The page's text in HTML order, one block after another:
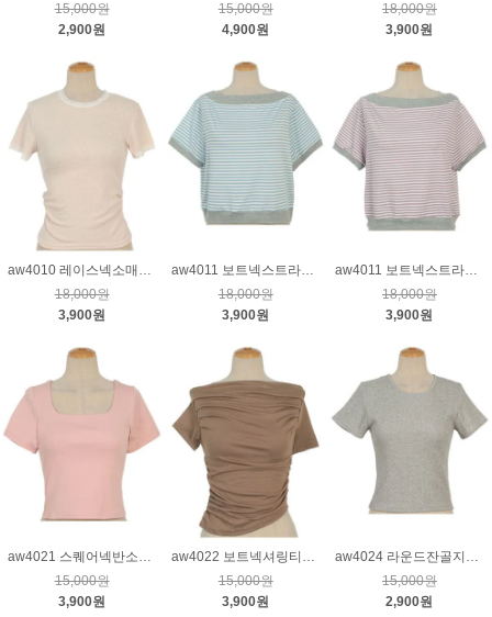
15,000원
2,900원
15,000원
4,900원
18,000원
3,900원
aw4010 레이스넥소매셔링티_연핑크
18,000원
3,900원
aw4011 보트넥스트라이프티_블루
18,000원
3,900원
aw4011 보트넥스트라이프티_퍼플
18,000원
3,900원
aw4021 스퀘어넥반소매숏티_핑크
15,000원
3,900원
aw4022 보트넥셔링티_진베이지
15,000원
3,900원
aw4024 라운드잔골지반소매티_그레이
15,000원
2,900원